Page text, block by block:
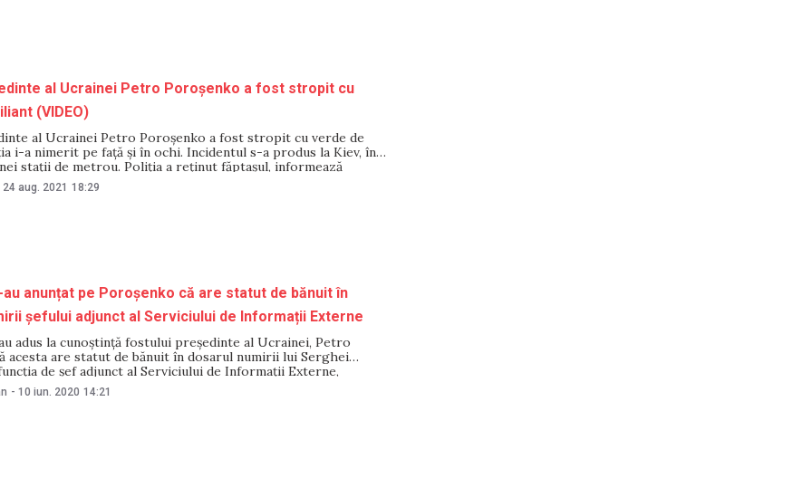
al Ucrainei Petro Poroșenko a fost stropit cu
(VIDEO)
al Ucrainei Petro Poroșenko a fost stropit cu verde de
i-a nimerit pe față și în ochi. Incidentul s-a produs la Kiev, în
stații de metrou. Poliția a reținut făptașul, informează
a avut loc pe 24 august, după „marșul apărătorilor”, care s-
24 aug. 2021 18:29
anunțat pe Poroșenko că are statut de bănuit în
șefului adjunct al Serviciului de Informații Externe
adus la cunoștință fostului președinte al Ucrainei, Petro
acesta are statut de bănuit în dosarul numirii lui Serghei
de șef adjunct al Serviciului de Informații Externe,
Hromadske. „Procurorii de la Biroul procurorului
pe cel de-al cincilea președinte al
- 10 iun. 2020 14:21